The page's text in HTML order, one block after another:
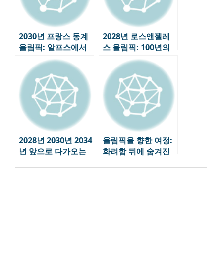
2030년 프랑스 동계
올림픽: 알프스에서
펼쳐지는 ‘지속 가능
성’의 도전
2028년 로스앤젤레
스 올림픽: 100년의
역사, 미래를 향한 도
2028년 2030년 2034
년 앞으로 다가오는
올림픽을 향한 여정:
화려함 뒤에 숨겨진